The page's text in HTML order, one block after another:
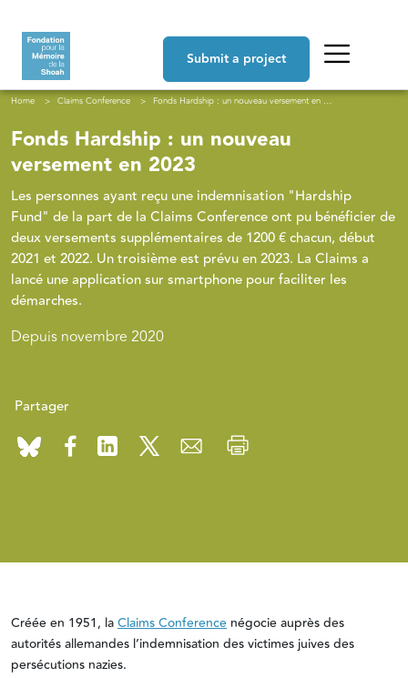
Submit a project
Breadcrumb
Home Claims Conference Fonds Hardship : un nouveau versement en 2023
Fonds Hardship : un nouveau
versement en 2023
Les personnes ayant reçu une indemnisation "Hardship
Fund" de la part de la Claims Conference ont pu bénéficier de
deux versements supplémentaires de 1200 € chacun, début
2021 et 2022. Un troisième est prévu en 2023. La Claims a
lancé une application sur smartphone pour faciliter les
démarches.
Depuis novembre 2020
Partager
Créée en 1951, laClaims Conference négocie auprès des
autorités allemandes l’indemnisation des victimes juives des
persécutions nazies.